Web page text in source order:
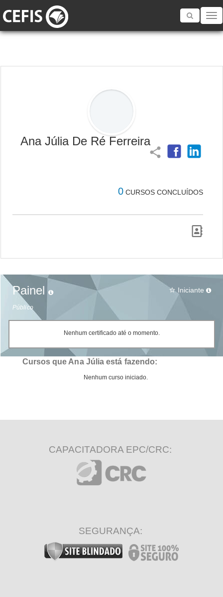
Toggle
Ana Júlia De Ré Ferreira
share
0 CURSOS CONCLUÍDOS
Painel
Público
star_border Iniciante
Nenhum certificado até o momento.
Cursos que Ana Júlia está fazendo:
Nenhum curso iniciado.
CAPACITADORA EPC/CRC:
SEGURANÇA: